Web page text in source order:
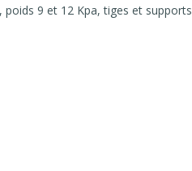
poids 9 et 12 Kpa, tiges et supports